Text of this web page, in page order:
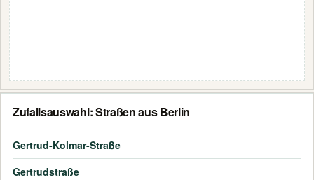
Zufallsauswahl: Straßen aus Berlin
Gertrud-Kolmar-Straße
Gertrudstraße